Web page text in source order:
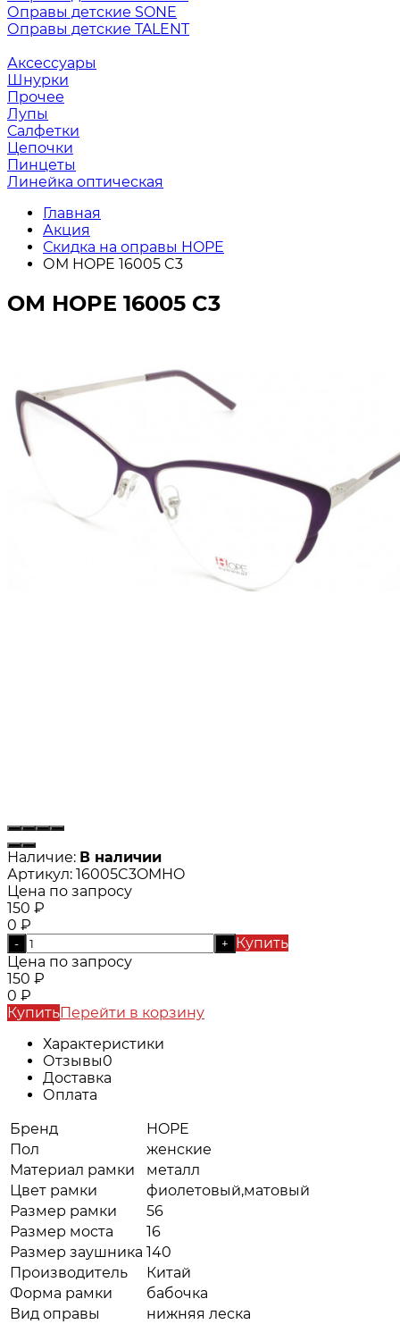
Оправы детские SONE
Оправы детские TALENT
Аксессуары
Шнурки
Прочее
Лупы
Салфетки
Цепочки
Пинцеты
Линейка оптическая
Главная
Акция
Скидка на оправы HOPE
ОМ HOPE 16005 C3
ОМ HOPE 16005 C3
Наличие: В наличии
Артикул: 16005C3OMHO
Цена по запросу
150 ₽
0 ₽
- +
Купить
Цена по запросу
150 ₽
0 ₽
КупитьПерейти в корзину
Характеристики
Отзывы0
Доставка
Оплата
Бренд
HOPE
Пол
женские
Материал рамки
металл
Цвет рамки
фиолетовый,матовый
Размер рамки
56
Размер моста
16
Размер заушника 140
Производитель
Китай
Форма рамки
бабочка
Вид оправы
нижняя леска